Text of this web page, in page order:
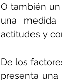
O también un
una medida
actitudes y
De los
presenta una